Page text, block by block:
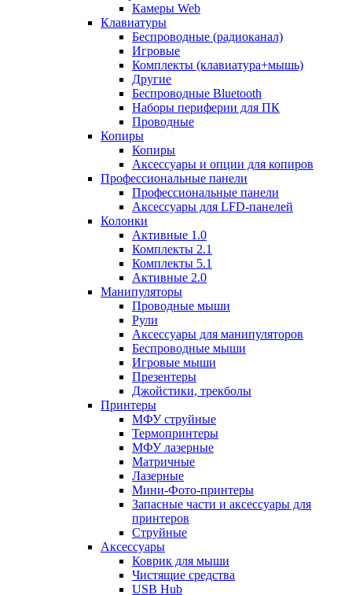
Камеры Web
Клавиатуры
Беспроводные (радиоканал)
Игровые
Комплекты (клавиатура+мышь)
Другие
Беспроводные Bluetooth
Наборы периферии для ПК
Проводные
Копиры
Копиры
Аксессуары и опции для копиров
Профессиональные панели
Профессиональные панели
Аксессуары для LFD-панелей
Колонки
Активные 1.0
Комплекты 2.1
Комплекты 5.1
Активные 2.0
Манипуляторы
Проводные мыши
Рули
Аксессуары для манипуляторов
Беспроводные мыши
Игровые мыши
Презентеры
Джойстики, трекболы
Принтеры
МФУ струйные
Термопринтеры
МФУ лазерные
Матричные
Лазерные
Мини-Фото-принтеры
Запасные части и аксессуары для
принтеров
Струйные
Аксессуары
Коврик для мыши
Чистящие средства
USB Hub